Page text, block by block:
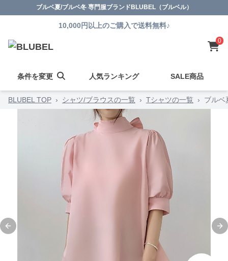
ブルベ夏/ブルベ冬 専門服ブランドBLUBEL（ブルベル）
10,000円以上のご購入で送料無料♪
0
条件を変更 人気ランキング SALE商品
BLUBEL TOP › シャツ/ブラウスの一覧 › Tシャツの一覧 › ブルベ
Previous slide